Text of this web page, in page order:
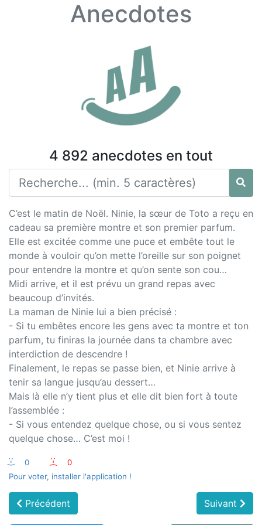
Anecdotes
4 892 anecdotes en tout
C’est le matin de Noël. Ninie, la sœur de Toto a reçu en
cadeau sa première montre et son premier parfum.
Elle est excitée comme une puce et embête tout le
monde à vouloir qu’on mette l’oreille sur son poignet
pour entendre la montre et qu’on sente son cou…
Midi arrive, et il est prévu un grand repas avec
beaucoup d’invités.
La maman de Ninie lui a bien précisé :
- Si tu embêtes encore les gens avec ta montre et ton
parfum, tu finiras la journée dans ta chambre avec
interdiction de descendre !
Finalement, le repas se passe bien, et Ninie arrive à
tenir sa langue jusqu’au dessert…
Mais là elle n’y tient plus et elle dit bien fort à toute
l’assemblée :
- Si vous entendez quelque chose, ou si vous sentez
quelque chose… C’est moi !
:-) 0 :-(
0
Pour voter, installer l'application !
Précédent Suivant